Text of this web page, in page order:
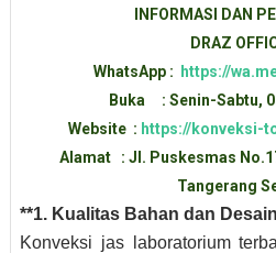
INFORMASI DAN
DRAZ
WhatsApp :
https://
Buka : Senin-Sabtu,
Website : https://konveksi-
Alamat : Jl. Puskesmas
Tangerang
**1. Kualitas Bahan dan
Konveksi jas laboratorium